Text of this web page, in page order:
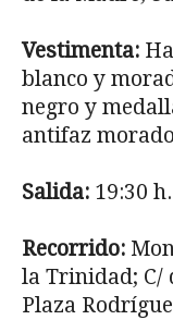
Vestimenta:
blanco y
negro y
antifaz
Salida: 19:30 h.
Recorrido:
la Trinidad; C/
Plaza